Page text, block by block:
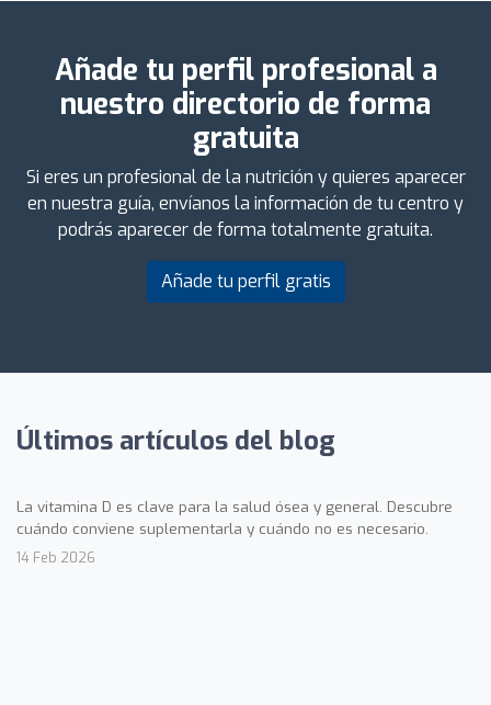
Añade tu perfil profesional a
nuestro directorio de forma
gratuita
Si eres un profesional de la nutrición y quieres aparecer
en nuestra guía, envíanos la información de tu centro y
podrás aparecer de forma totalmente gratuita.
Añade tu perfil gratis
Últimos artículos del blog
La vitamina D es clave para la salud ósea y general. Descubre
cuándo conviene suplementarla y cuándo no es necesario.
14 Feb 2026